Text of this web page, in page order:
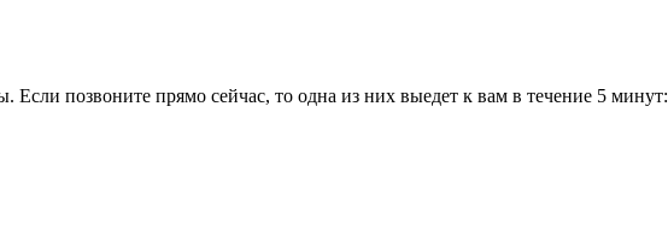
Если позвоните прямо сейчас, то одна из них выедет к вам в течение 5 минут: